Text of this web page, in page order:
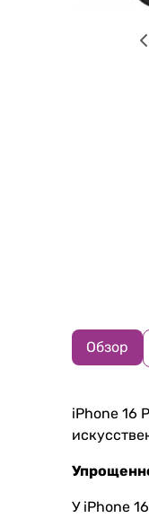
Обзор
iPhone 16
У iPhone